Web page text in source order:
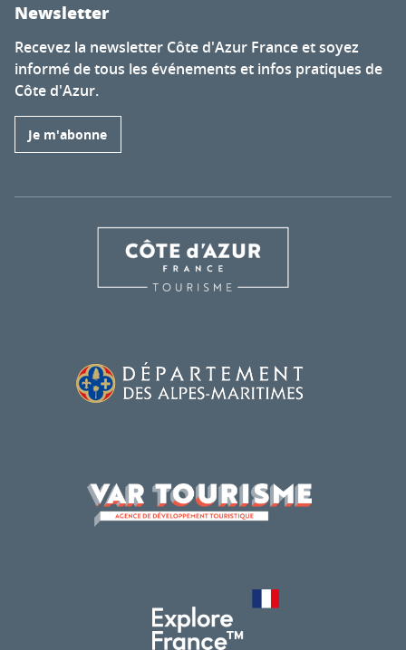
Newsletter
Recevez la newsletter Côte d'Azur France et soyez
informé de tous les événements et infos pratiques de
Côte d'Azur.
Je m'abonne